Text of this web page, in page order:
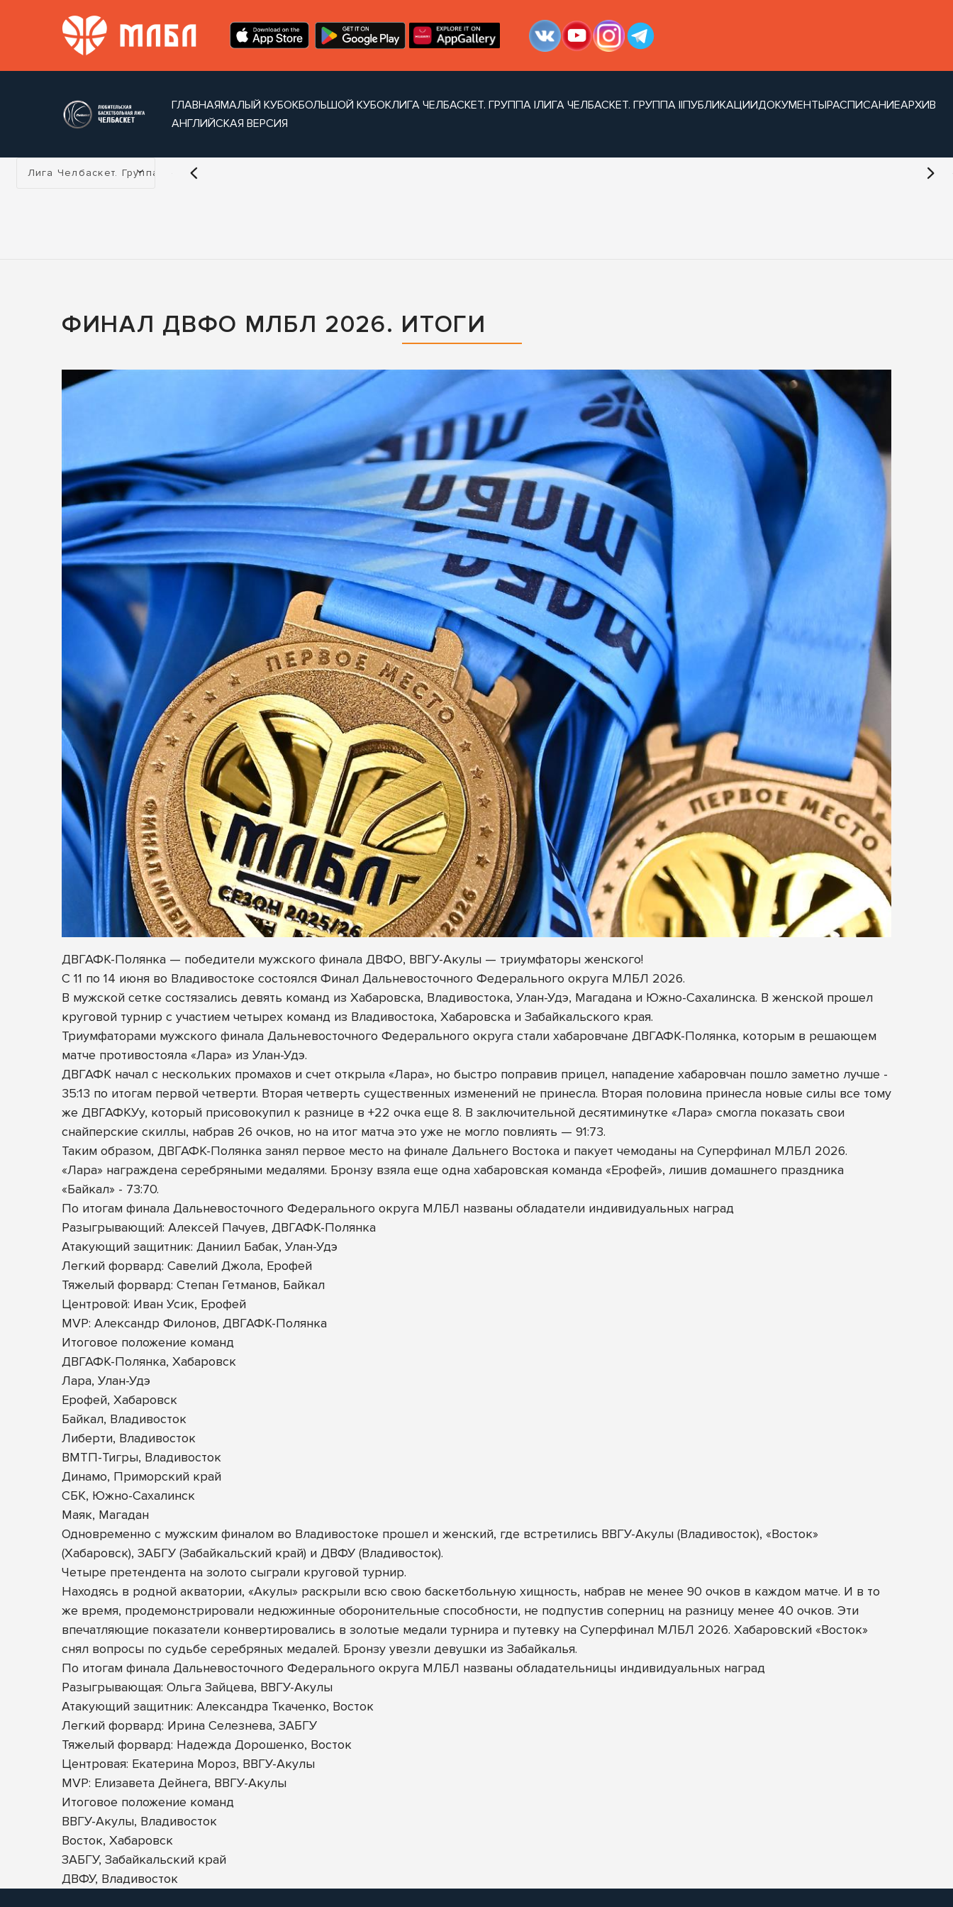
ГЛАВНАЯМАЛЫЙ КУБОКБОЛЬШОЙ КУБОКЛИГА ЧЕЛБАСКЕТ. ГРУППА IЛИГА ЧЕЛБАСКЕТ. ГРУППА IIПУБЛИКАЦИИДОКУМЕНТЫРАСПИСАНИЕАРХИВ
АНГЛИЙСКАЯ ВЕРСИЯ
Турнир:
Лига Челбаскет. Группа I
ФИНАЛ ДВФО МЛБЛ 2026. ИТОГИ
ДВГАФК-Полянка — победители мужского финала ДВФО, ВВГУ-Акулы — триумфаторы женского!
С 11 по 14 июня во Владивостоке состоялся Финал Дальневосточного Федерального округа МЛБЛ 2026.
В мужской сетке состязались девять команд из Хабаровска, Владивостока, Улан-Удэ, Магадана и Южно-Сахалинска. В женской прошел
круговой турнир с участием четырех команд из Владивостока, Хабаровска и Забайкальского края.
Триумфаторами мужского финала Дальневосточного Федерального округа стали хабаровчане ДВГАФК-Полянка, которым в решающем
матче противостояла «Лара» из Улан-Удэ.
ДВГАФК начал с нескольких промахов и счет открыла «Лара», но быстро поправив прицел, нападение хабаровчан пошло заметно лучше -
35:13 по итогам первой четверти. Вторая четверть существенных изменений не принесла. Вторая половина принесла новые силы все тому
же ДВГАФКУу, который присовокупил к разнице в +22 очка еще 8. В заключительной десятиминутке «Лара» смогла показать свои
снайперские скиллы, набрав 26 очков, но на итог матча это уже не могло повлиять — 91:73.
Таким образом, ДВГАФК-Полянка занял первое место на финале Дальнего Востока и пакует чемоданы на Суперфинал МЛБЛ 2026.
«Лара» награждена серебряными медалями. Бронзу взяла еще одна хабаровская команда «Ерофей», лишив домашнего праздника
«Байкал» - 73:70.
По итогам финала Дальневосточного Федерального округа МЛБЛ названы обладатели индивидуальных наград
Разыгрывающий: Алексей Пачуев, ДВГАФК-Полянка
Атакующий защитник: Даниил Бабак, Улан-Удэ
Легкий форвард: Савелий Джола, Ерофей
Тяжелый форвард: Степан Гетманов, Байкал
Центровой: Иван Усик, Ерофей
MVP: Александр Филонов, ДВГАФК-Полянка
Итоговое положение команд
ДВГАФК-Полянка, Хабаровск
Лара, Улан-Удэ
Ерофей, Хабаровск
Байкал, Владивосток
Либерти, Владивосток
ВМТП-Тигры, Владивосток
Динамо, Приморский край
СБК, Южно-Сахалинск
Маяк, Магадан
Одновременно с мужским финалом во Владивостоке прошел и женский, где встретились ВВГУ-Акулы (Владивосток), «Восток»
(Хабаровск), ЗАБГУ (Забайкальский край) и ДВФУ (Владивосток).
Четыре претендента на золото сыграли круговой турнир.
Находясь в родной акватории, «Акулы» раскрыли всю свою баскетбольную хищность, набрав не менее 90 очков в каждом матче. И в то
же время, продемонстрировали недюжинные оборонительные способности, не подпустив соперниц на разницу менее 40 очков. Эти
впечатляющие показатели конвертировались в золотые медали турнира и путевку на Суперфинал МЛБЛ 2026. Хабаровский «Восток»
снял вопросы по судьбе серебряных медалей. Бронзу увезли девушки из Забайкалья.
По итогам финала Дальневосточного Федерального округа МЛБЛ названы обладательницы индивидуальных наград
Разыгрывающая: Ольга Зайцева, ВВГУ-Акулы
Атакующий защитник: Александра Ткаченко, Восток
Легкий форвард: Ирина Селезнева, ЗАБГУ
Тяжелый форвард: Надежда Дорошенко, Восток
Центровая: Екатерина Мороз, ВВГУ-Акулы
MVP: Елизавета Дейнега, ВВГУ-Акулы
Итоговое положение команд
ВВГУ-Акулы, Владивосток
Восток, Хабаровск
ЗАБГУ, Забайкальский край
ДВФУ, Владивосток